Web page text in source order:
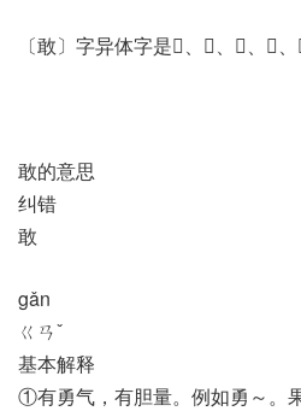
〔敢〕字异体字是𠭖、𢼿、𢽤、𢽿、
敢的意思
纠错
敢
gǎn
ㄍㄢˇ
基本解释
①有勇气，有胆量。例如勇～。